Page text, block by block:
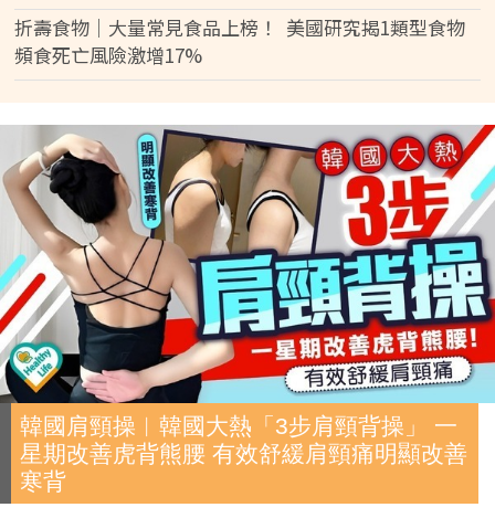
折壽食物｜大量常見食品上榜！ 美國研究揭1類型食物
頻食死亡風險激增17%
韓國肩頸操︱韓國大熱「3步肩頸背操」 一
星期改善虎背熊腰 有效舒緩肩頸痛明顯改善
寒背